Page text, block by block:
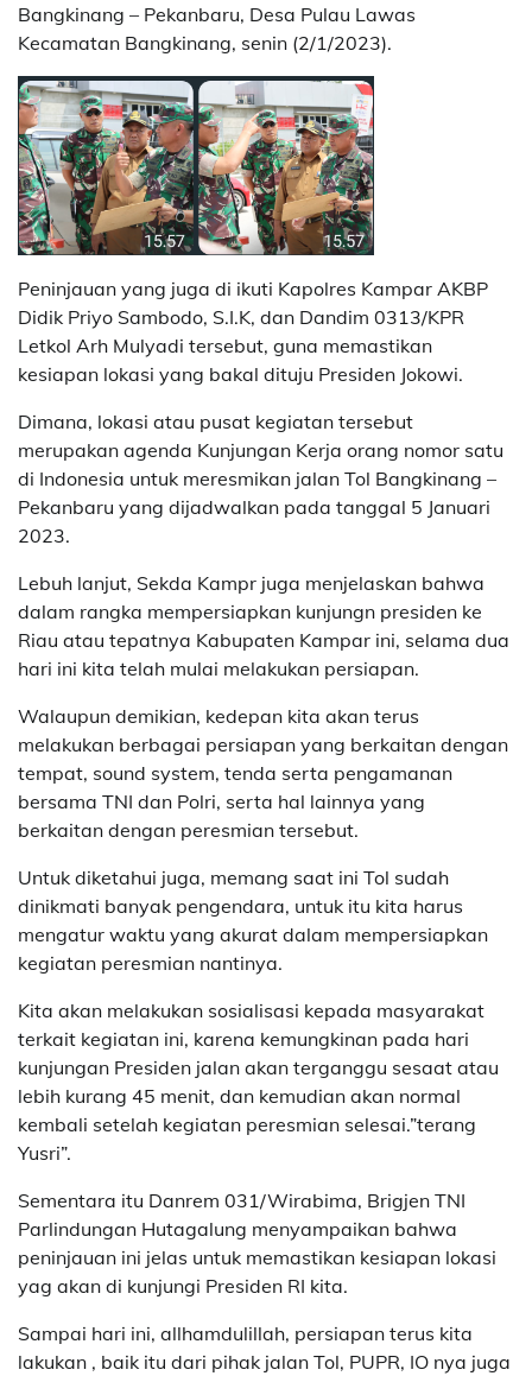
Bangkinang – Pekanbaru, Desa Pulau Lawas
Kecamatan Bangkinang, senin (2/1/2023).
Peninjauan yang juga di ikuti Kapolres Kampar AKBP
Didik Priyo Sambodo, S.I.K, dan Dandim 0313/KPR
Letkol Arh Mulyadi tersebut, guna memastikan
kesiapan lokasi yang bakal dituju Presiden Jokowi.
Dimana, lokasi atau pusat kegiatan tersebut
merupakan agenda Kunjungan Kerja orang nomor satu
di Indonesia untuk meresmikan jalan Tol Bangkinang –
Pekanbaru yang dijadwalkan pada tanggal 5 Januari
2023.
Lebuh lanjut, Sekda Kampr juga menjelaskan bahwa
dalam rangka mempersiapkan kunjungn presiden ke
Riau atau tepatnya Kabupaten Kampar ini, selama dua
hari ini kita telah mulai melakukan persiapan.
Walaupun demikian, kedepan kita akan terus
melakukan berbagai persiapan yang berkaitan dengan
tempat, sound system, tenda serta pengamanan
bersama TNI dan Polri, serta hal lainnya yang
berkaitan dengan peresmian tersebut.
Untuk diketahui juga, memang saat ini Tol sudah
dinikmati banyak pengendara, untuk itu kita harus
mengatur waktu yang akurat dalam mempersiapkan
kegiatan peresmian nantinya.
Kita akan melakukan sosialisasi kepada masyarakat
terkait kegiatan ini, karena kemungkinan pada hari
kunjungan Presiden jalan akan terganggu sesaat atau
lebih kurang 45 menit, dan kemudian akan normal
kembali setelah kegiatan peresmian selesai.”terang
Yusri”.
Sementara itu Danrem 031/Wirabima, Brigjen TNI
Parlindungan Hutagalung menyampaikan bahwa
peninjauan ini jelas untuk memastikan kesiapan lokasi
yag akan di kunjungi Presiden RI kita.
Sampai hari ini, allhamdulillah, persiapan terus kita
lakukan , baik itu dari pihak jalan Tol, PUPR, IO nya juga